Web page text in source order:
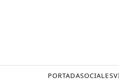
PORTADASOCIALES